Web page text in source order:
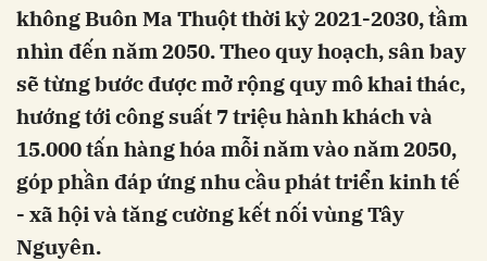
không Buôn Ma Thuột thời kỳ 2021-2030, tầm
nhìn đến năm 2050. Theo quy hoạch, sân bay
sẽ từng bước được mở rộng quy mô khai thác,
hướng tới công suất 7 triệu hành khách và
15.000 tấn hàng hóa mỗi năm vào năm 2050,
góp phần đáp ứng nhu cầu phát triển kinh tế
- xã hội và tăng cường kết nối vùng Tây
Nguyên.